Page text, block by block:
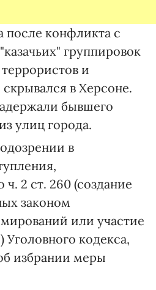
после конфликта с
группировок
и
в Херсоне.
бывшего
улиц города.
в
2 ст. 260 (создание
законом
или участие
Уголовного кодекса,
избрании меры